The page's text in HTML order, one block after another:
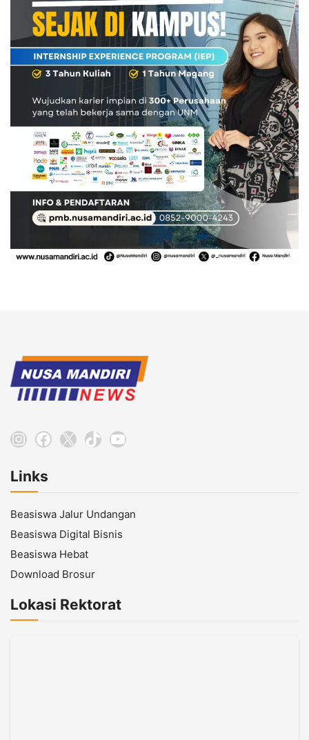
Instagram
Facebook
X TikTokYouTube
Links
Beasiswa Jalur Undangan
Beasiswa Digital Bisnis
Beasiswa Hebat
Download Brosur
Lokasi Rektorat